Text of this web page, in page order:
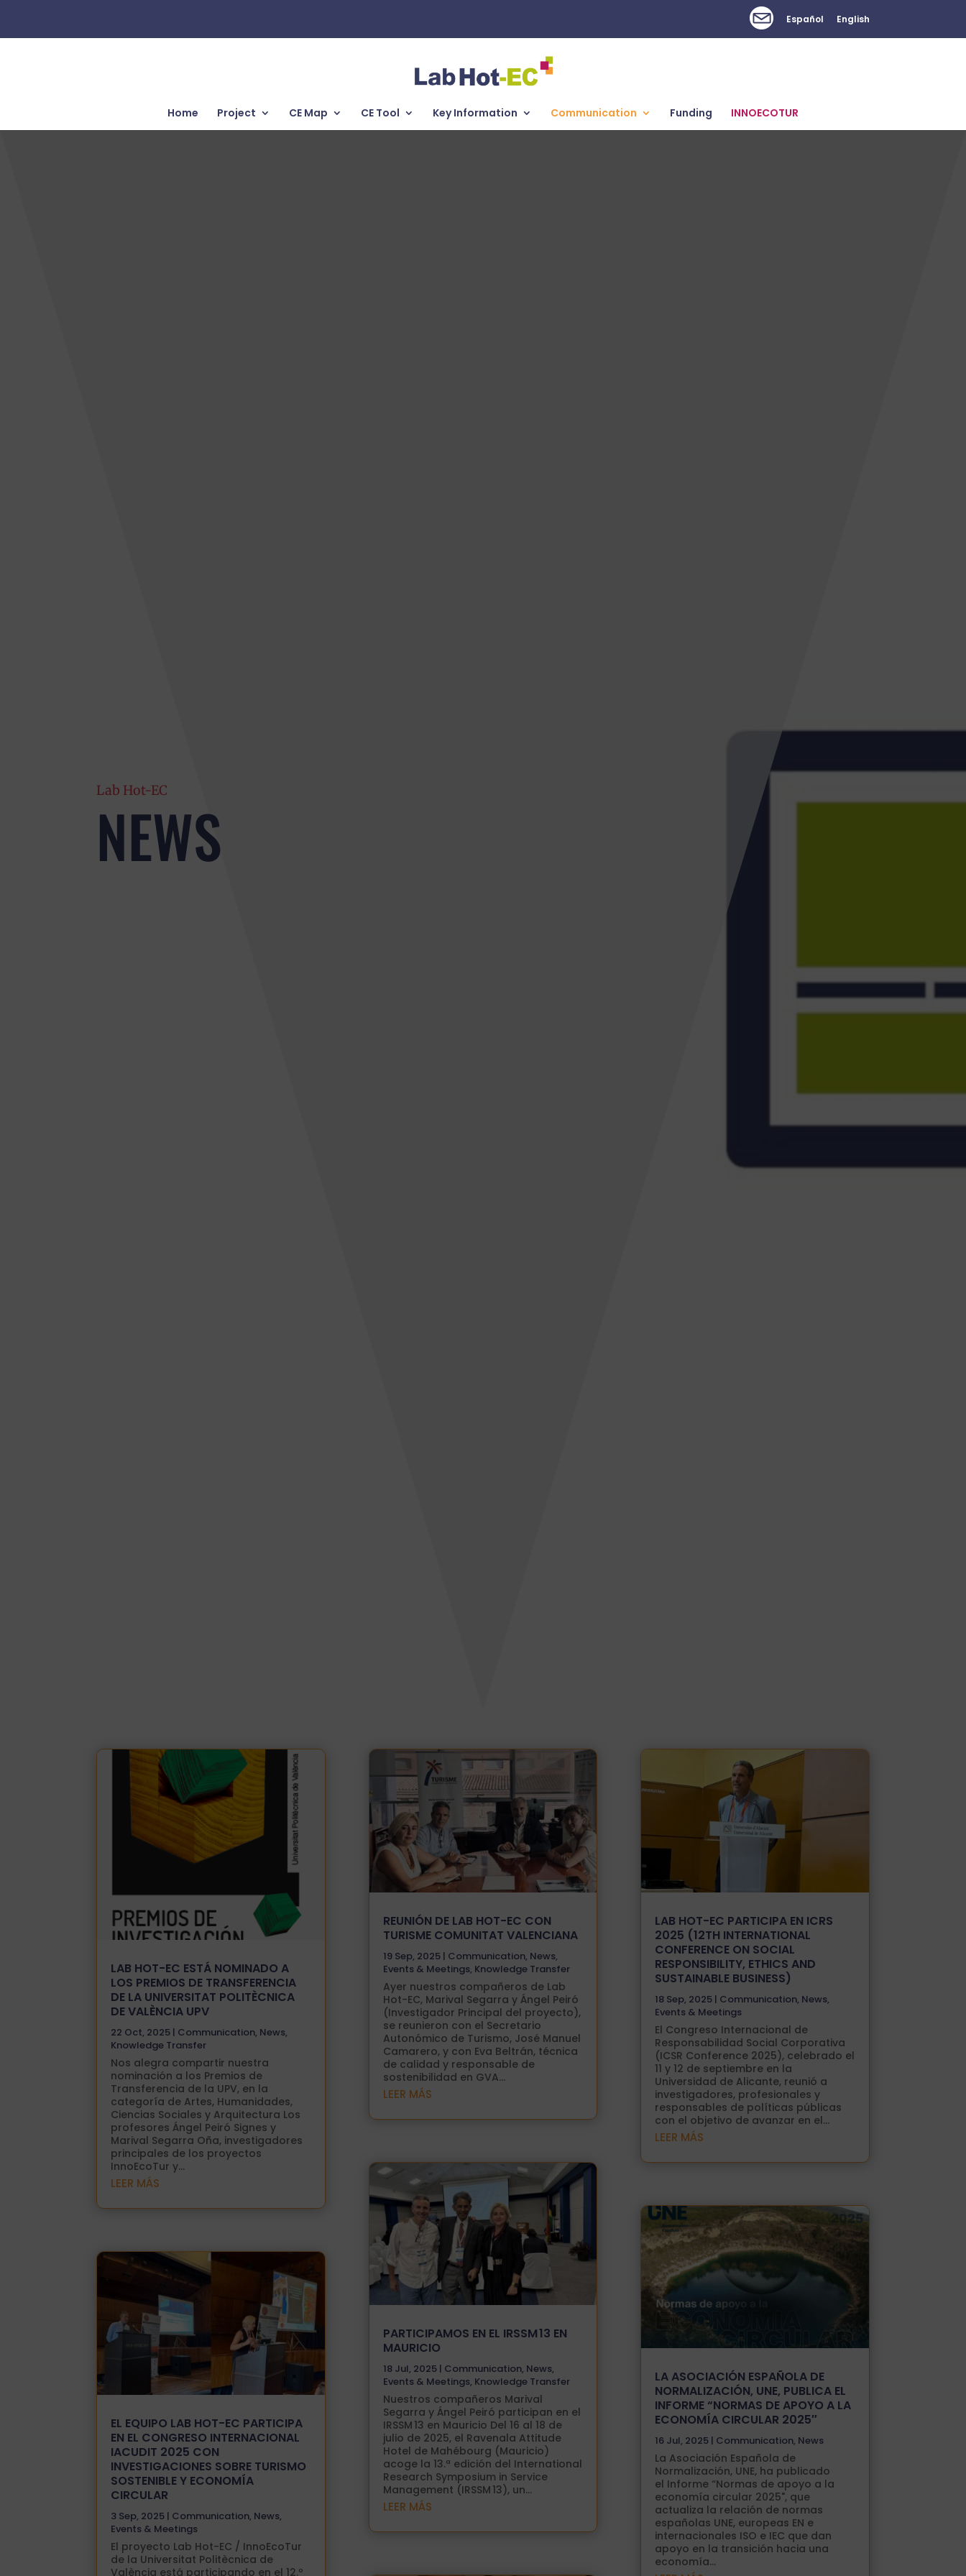
Español English
Home Project CE Map CE Tool Key Information Communication Funding INNOECOTUR
Lab Hot-EC
NEWS
LAB HOT-EC ESTÁ NOMINADO A
LOS PREMIOS DE TRANSFERENCIA
DE LA UNIVERSITAT POLITÈCNICA
DE VALÈNCIA UPV
22 Oct, 2025 | Communication, News,
Knowledge Transfer
Nos alegra compartir nuestra
nominación a los Premios de
Transferencia de la UPV, en la
categoría de Artes, Humanidades,
Ciencias Sociales y Arquitectura Los
profesores Ángel Peiró Signes y
Marival Segarra Oña, investigadores
principales de los proyectos
InnoEcoTur y...
LEER MÁS
EL EQUIPO LAB HOT-EC PARTICIPA
EN EL CONGRESO INTERNACIONAL
IACUDIT 2025 CON
INVESTIGACIONES SOBRE TURISMO
SOSTENIBLE Y ECONOMÍA
CIRCULAR
3 Sep, 2025 | Communication, News,
Events & Meetings
El proyecto Lab Hot-EC / InnoEcoTur
de la Universitat Politècnica de
València está participando en el 12.º
REUNIÓN DE LAB HOT-EC CON
TURISME COMUNITAT VALENCIANA
19 Sep, 2025| Communication, News,
Events & Meetings, Knowledge Transfer
Ayer nuestros compañeros de Lab
Hot-EC, Marival Segarra y Ángel Peiró
(Investigador Principal del proyecto),
se reunieron con el Secretario
Autonómico de Turismo, José Manuel
Camarero, y con Eva Beltrán, técnica
de calidad y responsable de
sostenibilidad en GVA...
LEER MÁS
PARTICIPAMOS EN EL IRSSM 13 EN
MAURICIO
18 Jul, 2025| Communication, News,
Events & Meetings, Knowledge Transfer
Nuestros compañeros Marival
Segarra y Ángel Peiró participan en el
IRSSM 13 en Mauricio Del 16 al 18 de
julio de 2025, el Ravenala Attitude
Hotel de Mahébourg (Mauricio)
acoge la 13.ª edición del International
Research Symposium in Service
Management (IRSSM 13), un...
LEER MÁS
LAB HOT-EC PARTICIPA EN ICRS
2025 (12TH INTERNATIONAL
CONFERENCE ON SOCIAL
RESPONSIBILITY, ETHICS AND
SUSTAINABLE BUSINESS)
18 Sep, 2025| Communication, News,
Events & Meetings
El Congreso Internacional de
Responsabilidad Social Corporativa
(ICSR Conference 2025), celebrado el
11 y 12 de septiembre en la
Universidad de Alicante, reunió a
investigadores, profesionales y
responsables de políticas públicas
con el objetivo de avanzar en el...
LEER MÁS
​​​​LA ASOCIACIÓN ESPAÑOLA DE
NORMALIZACIÓN, UNE, PUBLICA EL
INFORME “NORMAS DE APOYO A LA
ECONOMÍA CIRCULAR 2025″
16 Jul, 2025| Communication, News
​​​​La Asociación Española de
Normalización, UNE, ha publicado
el Informe “Normas de apoyo a la
economía circular 2025", que
actualiza la relación de normas
españolas UNE, europeas EN e
internacionales ISO e IEC que dan
apoyo en la transición hacia una
economía...